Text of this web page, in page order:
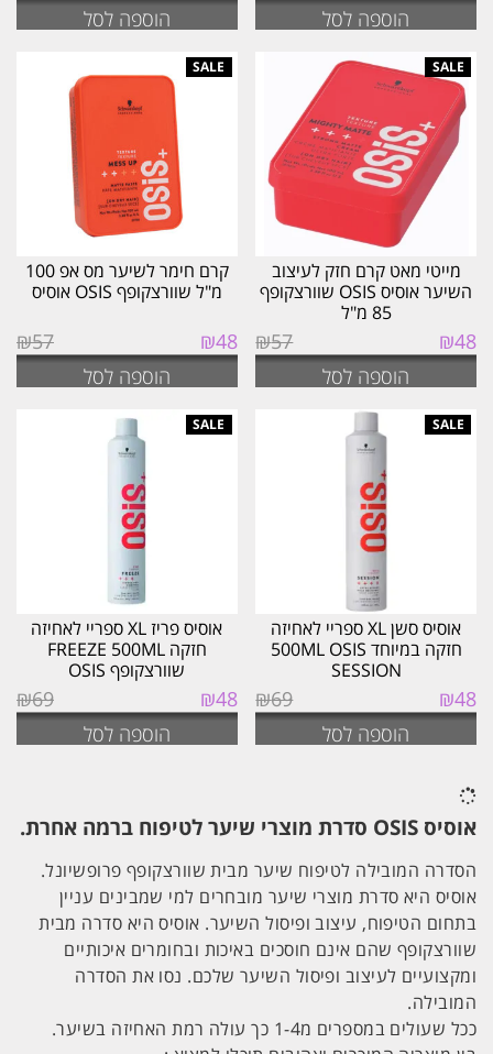
הוספה לסל הוספה לסל
מייטי מאט קרם חזק לעיצוב
השיער אוסיס OSIS שוורצקופף
85 מ"ל
₪57
המחיר
המקורי
₪48
הנוכחי
הוספה לסל
קרם חימר לשיער מס אפ 100
מ"ל שוורצקופף OSIS אוסיס
₪57
המחיר
המקורי
₪48
הנוכחי
הוספה לסל
אוסיס סשן XL ספריי לאחיזה
חזקה במיוחד 500ML OSIS
SESSION
₪69
המחיר
המקורי
₪48
הנוכחי
הוספה לסל
אוסיס פריז XL ספריי לאחיזה
חזקה FREEZE 500ML
שוורצקופף OSIS
₪69
המחיר
המקורי
₪48
הנוכחי
הוספה לסל
אוסיס OSIS סדרת מוצרי שיער לטיפוח ברמה אחרת.
הסדרה המובילה לטיפוח שיער מבית שוורצקופף פרופשיונל.
אוסיס היא סדרת מוצרי שיער מובחרים למי שמבינים עניין
בתחום הטיפוח, עיצוב ופיסול השיער. אוסיס היא סדרה מבית
שוורצקופף שהם אינם חוסכים באיכות ובחומרים איכותיים
ומקצועיים לעיצוב ופיסול השיער שלכם. נסו את הסדרה
המובילה.
ככל שעולים במספרים מ1-4 כך עולה רמת האחיזה בשיער.